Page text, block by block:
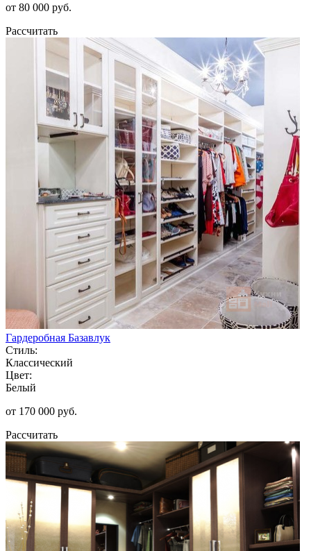
от 80 000 руб.
Рассчитать
Гардеробная Базавлук
Стиль:
Классический
Цвет:
Белый
от 170 000 руб.
Рассчитать